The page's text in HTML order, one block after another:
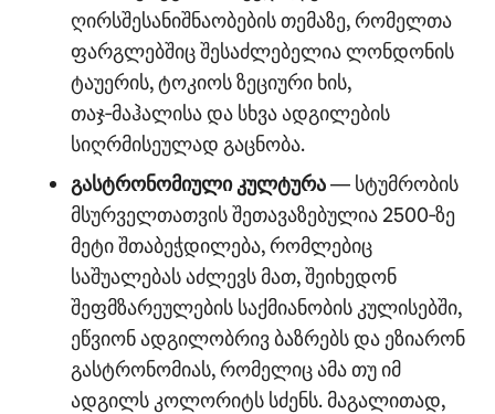
ღირსშესანიშნაობების თემაზე, რომელთა
ფარგლებშიც შესაძლებელია ლონდონის
ტაუერის, ტოკიოს ზეციური ხის,
თაჯ‑მაჰალისა და სხვა ადგილების
სიღრმისეულად გაცნობა.
გასტრონომიული კულტურა— სტუმრობის
მსურველთათვის შეთავაზებულია 2500‑ზე
მეტი შთაბეჭდილება, რომლებიც
საშუალებას აძლევს მათ, შეიხედონ
შეფმზარეულების საქმიანობის კულისებში,
ეწვიონ ადგილობრივ ბაზრებს და ეზიარონ
გასტრონომიას, რომელიც ამა თუ იმ
ადგილს კოლორიტს სძენს. მაგალითად,